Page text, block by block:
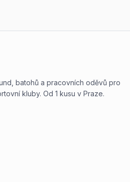
batohů a pracovních oděvů pro
kluby. Od 1 kusu v Praze.